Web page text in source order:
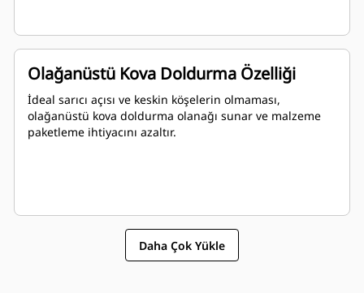
Olağanüstü Kova Doldurma Özelliği
İdeal sarıcı açısı ve keskin köşelerin olmaması,
olağanüstü kova doldurma olanağı sunar ve malzeme
paketleme ihtiyacını azaltır.
Daha Çok Yükle